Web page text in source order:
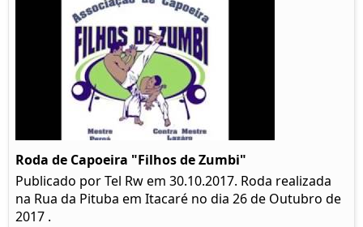
Roda de Capoeira "Filhos de Zumbi"
Publicado por Tel Rw em 30.10.2017. Roda realizada
na Rua da Pituba em Itacaré no dia 26 de Outubro de
2017 .